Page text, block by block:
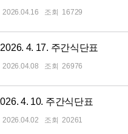
2026.04.16 16729
4. 17. 주간식단표
2026.04.08 26976
4. 10. 주간식단표
2026.04.02 20261